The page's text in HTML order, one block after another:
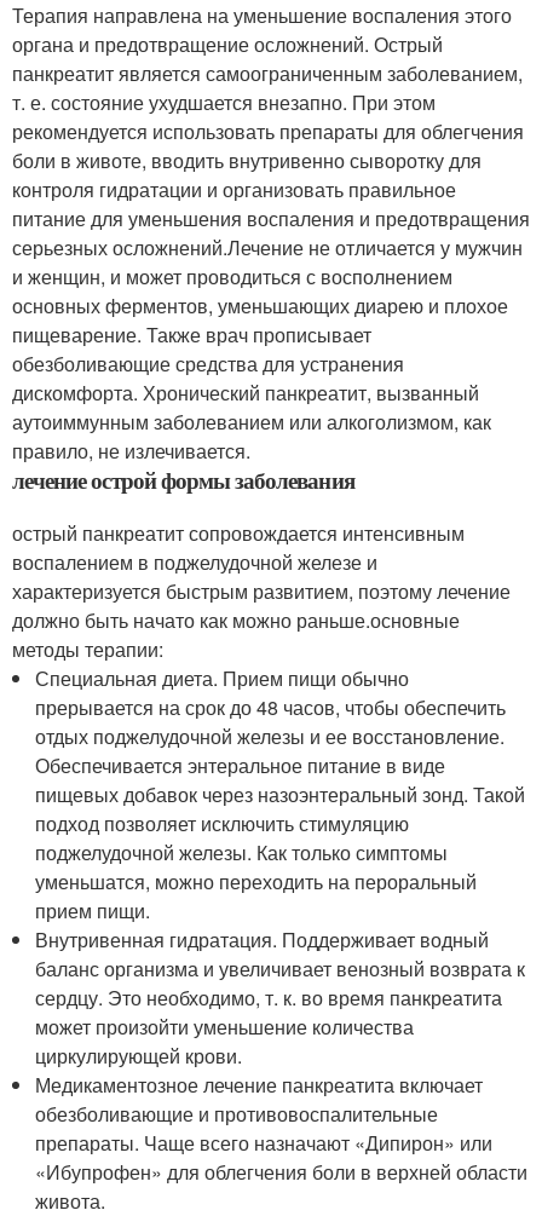
Терапия направлена на уменьшение воспаления этого
органа и предотвращение осложнений. Острый
панкреатит является самоограниченным заболеванием,
т. е. состояние ухудшается внезапно. При этом
рекомендуется использовать препараты для облегчения
боли в животе, вводить внутривенно сыворотку для
контроля гидратации и организовать правильное
питание для уменьшения воспаления и предотвращения
серьезных осложнений.Лечение не отличается у мужчин
и женщин, и может проводиться с восполнением
основных ферментов, уменьшающих диарею и плохое
пищеварение. Также врач прописывает
обезболивающие средства для устранения
дискомфорта. Хронический панкреатит, вызванный
аутоиммунным заболеванием или алкоголизмом, как
правило, не излечивается.
лечение острой формы заболевания
острый панкреатит сопровождается интенсивным
воспалением в поджелудочной железе и
характеризуется быстрым развитием, поэтому лечение
должно быть начато как можно раньше.основные
методы терапии:
Специальная диета. Прием пищи обычно
прерывается на срок до 48 часов, чтобы обеспечить
отдых поджелудочной железы и ее восстановление.
Обеспечивается энтеральное питание в виде
пищевых добавок через назоэнтеральный зонд. Такой
подход позволяет исключить стимуляцию
поджелудочной железы. Как только симптомы
уменьшатся, можно переходить на пероральный
прием пищи.
Внутривенная гидратация. Поддерживает водный
баланс организма и увеличивает венозный возврата к
сердцу. Это необходимо, т. к. во время панкреатита
может произойти уменьшение количества
циркулирующей крови.
Медикаментозное лечение панкреатита включает
обезболивающие и противовоспалительные
препараты. Чаще всего назначают «Дипирон» или
«Ибупрофен» для облегчения боли в верхней области
живота.